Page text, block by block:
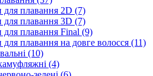
плавання 2D (7)
плавання 3D (7)
плавання Final (9)
плавання на довге волосся (11)
(10)
(4)